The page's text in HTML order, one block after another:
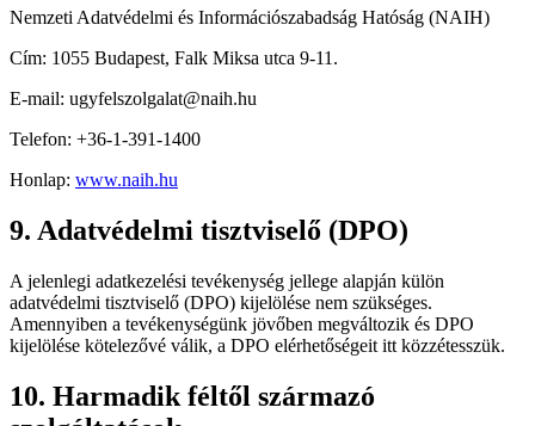
Nemzeti Adatvédelmi és Információszabadság Hatóság (NAIH)
Cím: 1055 Budapest, Falk Miksa utca 9-11.
E-mail: ugyfelszolgalat@naih.hu
Telefon: +36-1-391-1400
Honlap: www.naih.hu
9. Adatvédelmi tisztviselő (DPO)
A jelenlegi adatkezelési tevékenység jellege alapján külön
adatvédelmi tisztviselő (DPO) kijelölése nem szükséges.
Amennyiben a tevékenységünk jövőben megváltozik és DPO
kijelölése kötelezővé válik, a DPO elérhetőségeit itt közzétesszük.
10. Harmadik féltől származó